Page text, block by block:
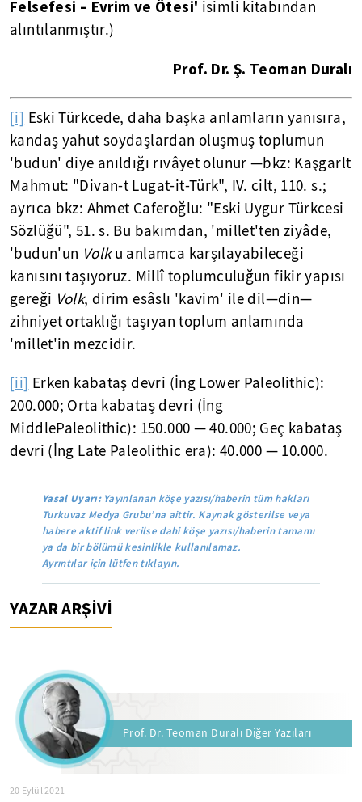
Felsefesi – Evrim ve Ötesi' isimli kitabından
alıntılanmıştır.)
Prof. Dr. Ş. Teoman Duralı
[i] Eski Türkcede, daha başka anlamların yanısıra,
kandaş yahut soydaşlardan oluşmuş toplumun
'budun' diye anıldığı rıvâyet olunur —bkz: Kaşgarlt
Mahmut: "Divan-t Lugat-it-Türk", IV. cilt, 110. s.;
ayrıca bkz: Ahmet Caferoğlu: "Eski Uygur Türkcesi
Sözlüğü", 51. s. Bu bakımdan, 'millet'ten ziyâde,
'budun'un Volku anlamca karşılayabileceği
kanısını taşıyoruz. Millî toplumculuğun fikir yapısı
gereği Volk, dirim esâslı 'kavim' ile dil—din—
zihniyet ortaklığı taşıyan toplum anlamında
'millet'in mezcidir.
[ii] Erken kabataş devri (İng Lower Paleolithic):
200.000; Orta kabataş devri (İng
MiddlePaleolithic): 150.000 — 40.000; Geç kabataş
devri (İng Late Paleolithic era): 40.000 — 10.000.
Yasal Uyarı: Yayınlanan köşe yazısı/haberin tüm hakları
Turkuvaz Medya Grubu’na aittir. Kaynak gösterilse veya
habere aktif link verilse dahi köşe yazısı/haberin tamamı
ya da bir bölümü kesinlikle kullanılamaz.
Ayrıntılar için lütfentıklayın.
YAZAR ARŞİVİ
Prof. Dr. Teoman Duralı Diğer Yazıları
20 Eylül 2021